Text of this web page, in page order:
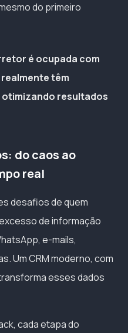
do primeiro
é ocupada com
têm
resultados
do caos ao
real
desafios de quem
de informação
e-mails,
Um CRM moderno, com
esses dados
cada etapa do